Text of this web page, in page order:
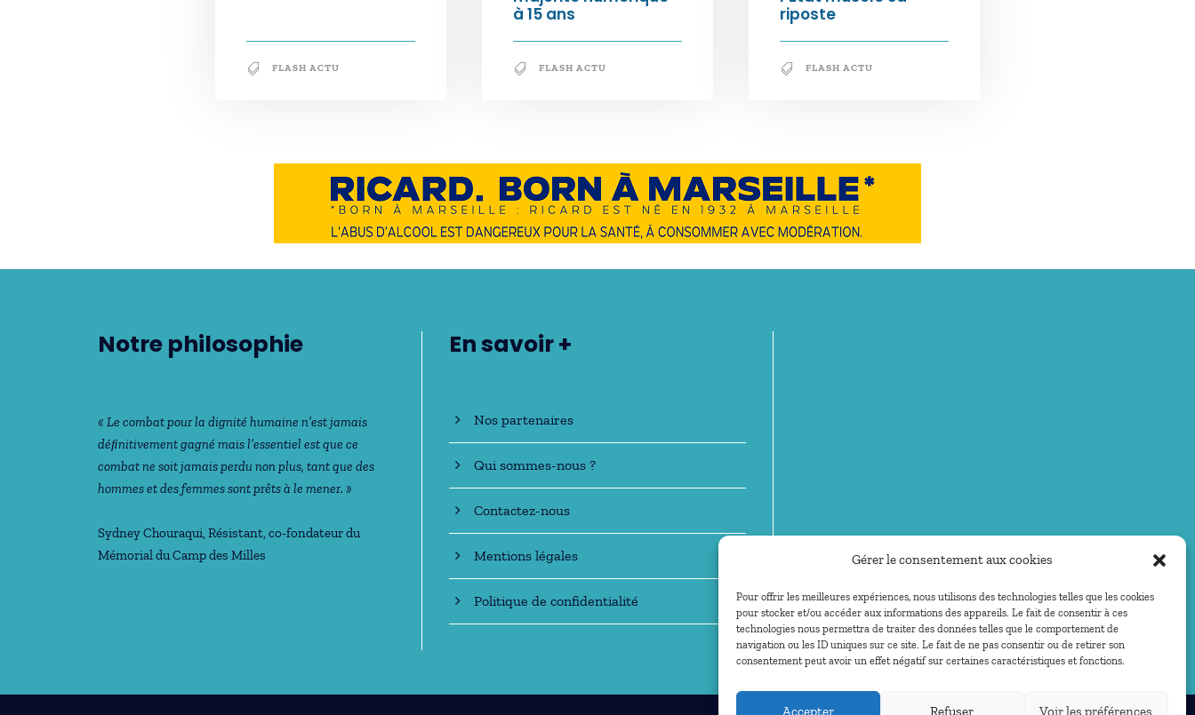
Gérer le consentement aux cookies
Pour offrir les meilleures expériences, nous utilisons des technologies telles que les cookies
pour stocker et/ou accéder aux informations des appareils. Le fait de consentir à ces
technologies nous permettra de traiter des données telles que le comportement de
navigation ou les ID uniques sur ce site. Le fait de ne pas consentir ou de retirer son
consentement peut avoir un effet négatif sur certaines caractéristiques et fonctions.
Accepter Refuser Voir les préférences
FLASH ACTU
à 15 ans
FLASH ACTU
riposte
FLASH ACTU
Notre philosophie
« Le combat pour la dignité humaine n’est jamais
déﬁnitivement gagné mais l’essentiel est que ce
combat ne soit jamais perdu non plus, tant que des
hommes et des femmes sont prêts à le mener. »
Sydney Chouraqui, Résistant, co-fondateur du
Mémorial du Camp des Milles
En savoir +
Nos partenaires
Qui sommes-nous ?
Contactez-nous
Mentions légales
Politique de confidentialité